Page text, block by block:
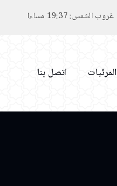
غروب الشمس:19:37 مساءا
المرئيات اتصل بنا